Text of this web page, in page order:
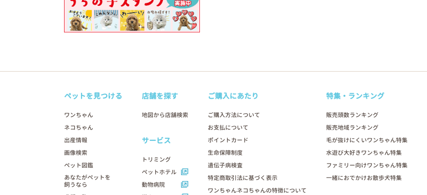
ペットを見つける
ワンちゃん
ネコちゃん
出産情報
画像検索
ペット図鑑
あなたがペットを
飼うなら
店舗を探す
地図から店舗検索
サービス
トリミング
ペットホテル
動物病院
ご購入にあたり
ご購入方法について
お支払について
ポイントカード
生命保障制度
遺伝子病検査
特定商取引法に基づく表示
ワンちゃんネコちゃんの特徴について
特集・ランキング
販売頭数ランキング
販売地域ランキング
毛が抜けにくいワンちゃん特集
水遊び大好きワンちゃん特集
ファミリー向けワンちゃん特集
一緒におでかけお散歩犬特集